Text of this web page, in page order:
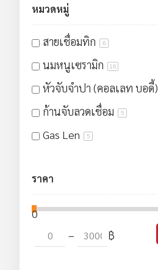
หมวดหมู่
สายเชื่อมทิก 6
นมหนูเซรามิก 16
หัวจับจำปา (คอลเลท บอดี้)
ก้านจับลวดเชื่อม 5
Gas Len 5
ด้ามเชื่อมทิก
จำปา (คอลเลท) 5
ปะเก็นเทปล่อน (Gasket)
สวิตซ์ควบคุม
ราคา
0
–
฿